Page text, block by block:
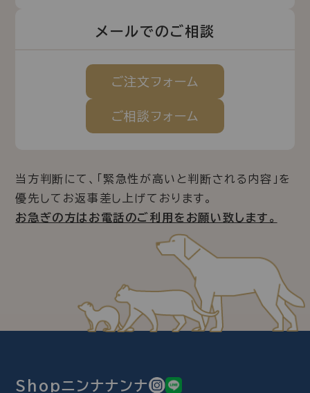
メールでのご相談
ご注文 フォーム
ご相談 フォーム
当方判断にて、「緊急性が高いと判断される内容」を
優先してお返事差し上げております。
お急ぎの方はお電話のご利用をお願い致します。
Shopニンナナンナ